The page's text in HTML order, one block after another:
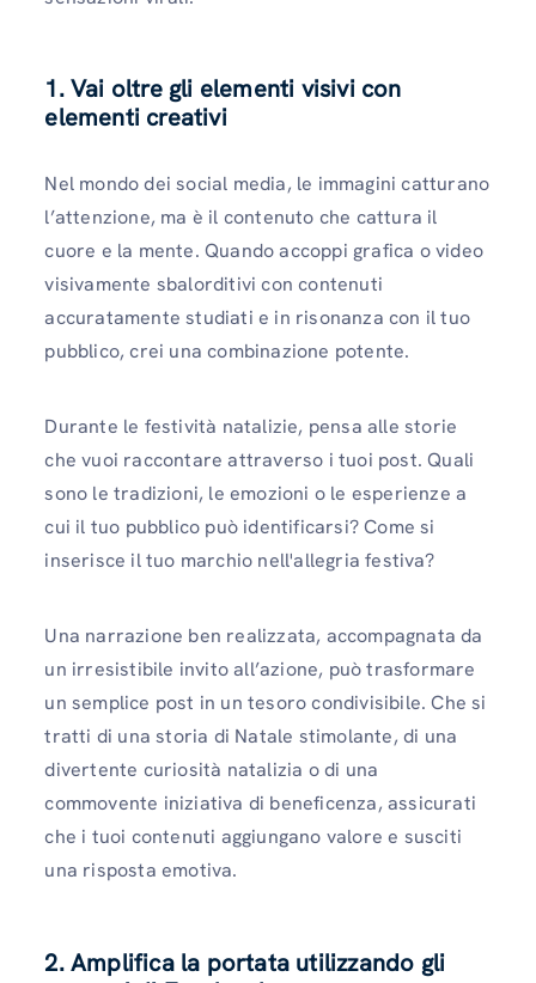
1. Vai oltre gli elementi visivi con
elementi creativi
Nel mondo dei social media, le immagini catturano
l’attenzione, ma è il contenuto che cattura il
cuore e la mente. Quando accoppi grafica o video
visivamente sbalorditivi con contenuti
accuratamente studiati e in risonanza con il tuo
pubblico, crei una combinazione potente.
Durante le festività natalizie, pensa alle storie
che vuoi raccontare attraverso i tuoi post. Quali
sono le tradizioni, le emozioni o le esperienze a
cui il tuo pubblico può identificarsi? Come si
inserisce il tuo marchio nell'allegria festiva?
Una narrazione ben realizzata, accompagnata da
un irresistibile invito all’azione, può trasformare
un semplice post in un tesoro condivisibile. Che si
tratti di una storia di Natale stimolante, di una
divertente curiosità natalizia o di una
commovente iniziativa di beneficenza, assicurati
che i tuoi contenuti aggiungano valore e susciti
una risposta emotiva.
2. Amplifica la portata utilizzando gli